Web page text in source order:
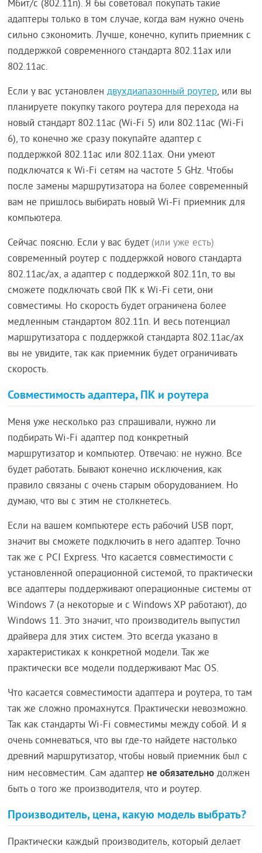
Мбит/с (802.11n). Я бы советовал покупать такие
адаптеры только в том случае, когда вам нужно очень
сильно сэкономить. Лучше, конечно, купить приемник с
поддержкой современного стандарта 802.11ax или
802.11ac.
Если у вас установлендвухдиапазонный роутер, или вы
планируете покупку такого роутера для перехода на
новый стандарт 802.11ac (Wi-Fi 5) или 802.11ac (Wi-Fi
6), то конечно же сразу покупайте адаптер с
поддержкой 802.11ac или 802.11ax. Они умеют
подключатся к Wi-Fi сетям на частоте 5 GHz. Чтобы
после замены маршрутизатора на более современный
вам не пришлось выбирать новый Wi-Fi приемник для
компьютера.
Сейчас поясню. Если у вас будет (или уже есть)
современный роутер с поддержкой нового стандарта
802.11ac/ax, а адаптер с поддержкой 802.11n, то вы
сможете подключать свой ПК к Wi-Fi сети, они
совместимы. Но скорость будет ограничена более
медленным стандартом 802.11n. И весь потенциал
маршрутизатора с поддержкой стандарта 802.11ac/ax
вы не увидите, так как приемник будет ограничивать
скорость.
Совместимость адаптера, ПК и роутера
Меня уже несколько раз спрашивали, нужно ли
подбирать Wi-Fi адаптер под конкретный
маршрутизатор и компьютер. Отвечаю: не нужно. Все
будет работать. Бывают конечно исключения, как
правило связаны с очень старым оборудованием. Но
думаю, что вы с этим не столкнетесь.
Если на вашем компьютере есть рабочий USB порт,
значит вы сможете подключить в него адаптер. Точно
так же с PCI Express. Что касается совместимости с
установленной операционной системой, то практически
все адаптеры поддерживают операционные системы от
Windows 7 (а некоторые и с Windows XP работают), до
Windows 11. Это значит, что производитель выпустил
драйвера для этих систем. Это всегда указано в
характеристиках к конкретной модели. Так же
практически все модели поддерживают Mac OS.
Что касается совместимости адаптера и роутера, то там
так же сложно промахнутся. Практически невозможно.
Так как стандарты Wi-Fi совместимы между собой. И я
очень сомневаться, что вы где-то найдете настолько
древний маршрутизатор, чтобы новый приемник был с
ним несовместим. Сам адаптер не обязательно должен
быть о того же производителя, что и роутер.
Производитель, цена, какую модель выбрать?
Практически каждый производитель, который делает